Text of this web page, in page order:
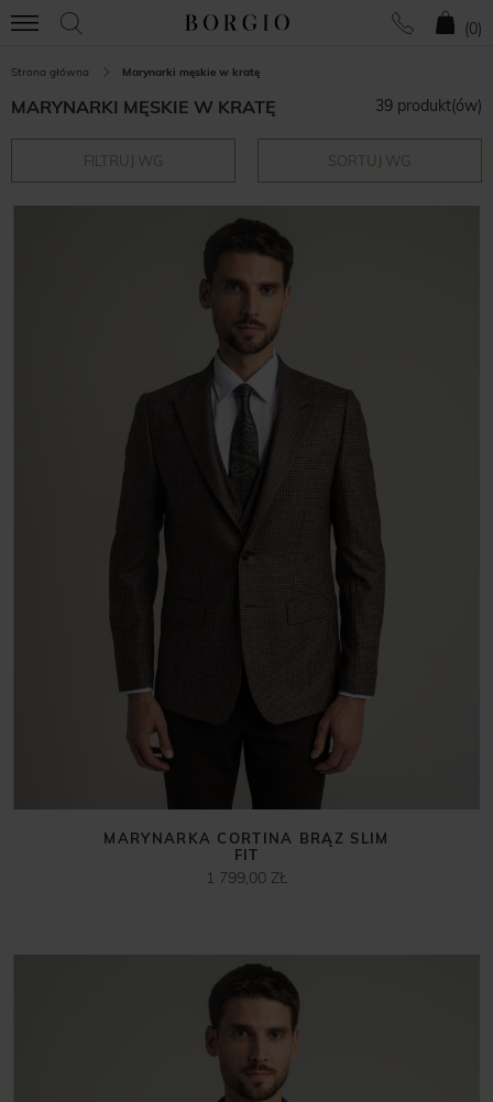
(0)
Strona główna Marynarki męskie w kratę
MARYNARKI MĘSKIE W KRATĘ
FILTRUJ WG SORTUJ WG
39 produkt(ów)
MARYNARKA CORTINA BRĄZ SLIM
FIT
1 799,00 ZŁ